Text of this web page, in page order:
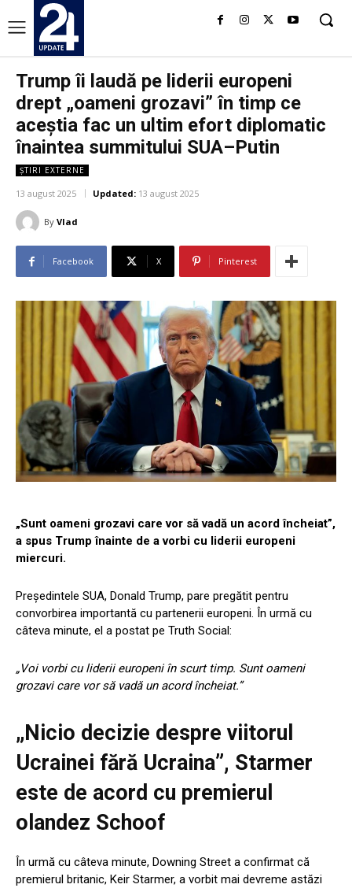
Trump îi laudă pe liderii europeni
drept „oameni grozavi” în timp ce
aceștia fac un ultim efort diplomatic
înaintea summitului SUA–Putin
ȘTIRI EXTERNE
13 august 2025 Updated: 13 august 2025
By Vlad
Facebook X Pinterest
„Sunt oameni grozavi care vor să vadă un acord încheiat”,
a spus Trump înainte de a vorbi cu liderii europeni
miercuri.
Președintele SUA, Donald Trump, pare pregătit pentru
convorbirea importantă cu partenerii europeni. În urmă cu
câteva minute, el a postat pe Truth Social:
„Voi vorbi cu liderii europeni în scurt timp. Sunt oameni
grozavi care vor să vadă un acord încheiat.”
„Nicio decizie despre viitorul
Ucrainei fără Ucraina”, Starmer
este de acord cu premierul
olandez Schoof
În urmă cu câteva minute, Downing Street a confirmat că
premierul britanic, Keir Starmer, a vorbit mai devreme astăzi